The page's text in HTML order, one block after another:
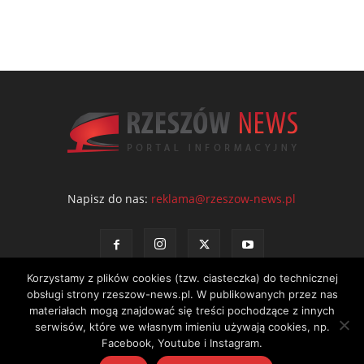
Napisz do nas: reklama@rzeszow-news.pl
Kontakt Polityka prywatności Regulamin portalu
© NEWS Sp. z o.o. - wydawca portalu Rzeszów News. Wszystkie prawa
Korzystamy z plików cookies (tzw. ciasteczka) do technicznej
obsługi strony rzeszow-news.pl. W publikowanych przez nas
materiałach mogą znajdować się treści pochodzące z innych
serwisów, które we własnym imieniu używają cookies, np.
Facebook, Youtube i Instagram.